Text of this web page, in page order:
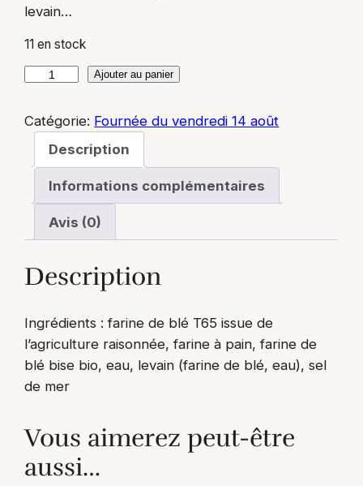
levain…
11 en stock
a
d
e
M
c
h
e
b
a
c
Ajouter au panier
Catégorie: Fournée du vendredi 14 août
Description
Informations complémentaires
Avis (0)
Description
Ingrédients : farine de blé T65 issue de
l’agriculture raisonnée, farine à pain, farine de
blé bise bio, eau, levain (farine de blé, eau), sel
de mer
Vous aimerez peut-être
aussi…